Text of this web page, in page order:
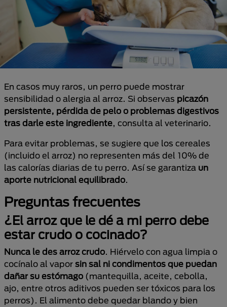
En casos muy raros, un perro puede mostrar
sensibilidad o alergia al arroz. Si observas picazón
persistente, pérdida de pelo o problemas digestivos
tras darle este ingrediente, consulta al veterinario.
Para evitar problemas, se sugiere que los cereales
(incluido el arroz) no representen más del 10% de
las calorías diarias de tu perro. Así se garantiza un
aporte nutricional equilibrado.
Preguntas frecuentes
¿El arroz que le dé a mi perro debe
estar crudo o cocinado?
Nunca le des arroz crudo. Hiérvelo con agua limpia o
cocínalo al vapor sin sal ni condimentos que puedan
dañar su estómago (mantequilla, aceite, cebolla,
ajo, entre otros aditivos pueden ser tóxicos para los
perros). El alimento debe quedar blando y bien